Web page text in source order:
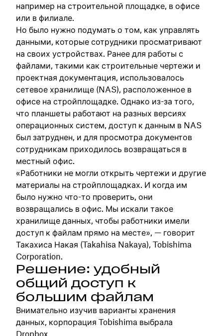
например на строительной площадке, в офисе
или в филиале.
Но было нужно подумать о том, как управлять
данными, которые сотрудники просматривают
на своих устройствах. Ранее для работы с
файлами, такими как строительные чертежи и
проектная документация, использовалось
сетевое хранилище (NAS), расположенное в
офисе на стройплощадке. Однако из-за того,
что планшеты работают на разных версиях
операционных систем, доступ к данным в NAS
был затруднен, и для просмотра документов
сотрудникам приходилось возвращаться в
местный офис.
«Работники не могли открыть чертежи и другие
материалы на стройплощадках. И когда им
было нужно что-то проверить, они
возвращались в офис. Мы искали такое
хранилище данных, чтобы работники имели
доступ к файлам прямо на месте», — говорит
Такахиса Накая (Takahisa Nakaya), Tobishima
Corporation.
Решение: удобный
общий доступ к
большим файлам
Внимательно изучив варианты хранения
данных, корпорация Tobishima выбрала
Dropbox.